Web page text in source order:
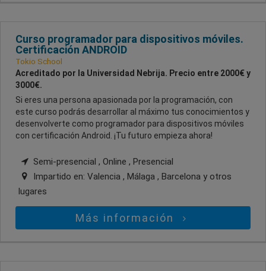
Curso programador para dispositivos móviles.
Certificación ANDROID
Tokio School
Acreditado por la Universidad Nebrija. Precio entre 2000€ y
3000€.
Si eres una persona apasionada por la programación, con
este curso podrás desarrollar al máximo tus conocimientos y
desenvolverte como programador para dispositivos móviles
con certificación Android. ¡Tu futuro empieza ahora!
Semi-presencial , Online , Presencial
Impartido en: Valencia , Málaga , Barcelona y otros
lugares
Más información